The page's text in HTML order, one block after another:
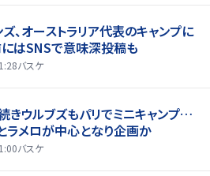
ズ、オーストラリア代表のキャンプに
はSNSで意味深投稿も
バスケ
きウルブズもパリでミニキャンプ…
ラメロが中心となり企画か
バスケ